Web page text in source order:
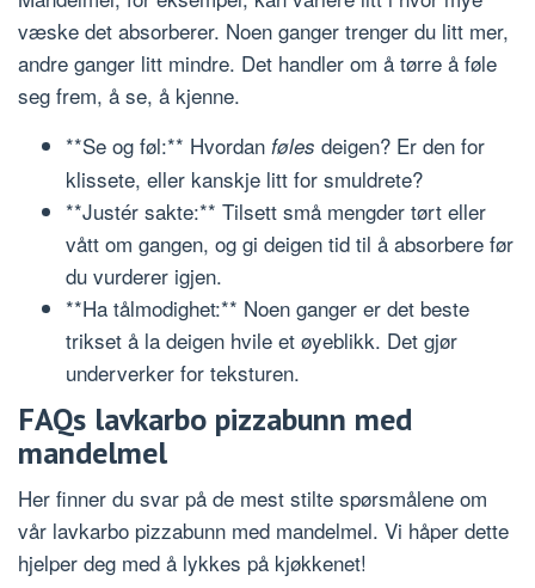
væske det absorberer. Noen ganger trenger du litt mer,
andre ganger litt mindre. Det handler om å tørre å føle
seg frem, å se, å kjenne.
**Se og føl:** Hvordan føles deigen? Er den for
klissete, eller kanskje litt for smuldrete?
**Justér sakte:** Tilsett små mengder tørt eller
vått om gangen, og gi deigen tid til å absorbere før
du vurderer igjen.
**Ha tålmodighet:** Noen ganger er det beste
trikset å la deigen hvile et øyeblikk. Det gjør
underverker for teksturen.
FAQs lavkarbo pizzabunn med
mandelmel
Her finner du svar på de mest stilte spørsmålene om
vår lavkarbo pizzabunn med mandelmel. Vi håper dette
hjelper deg med å lykkes på kjøkkenet!